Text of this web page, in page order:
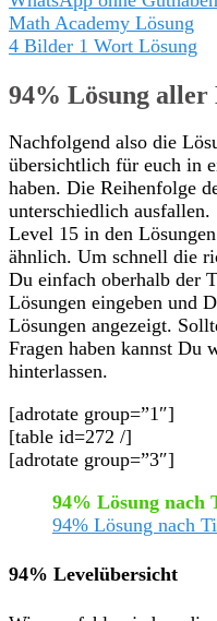
Math Academy Lösung
4 Bilder 1 Wort Lösung
94% Lösung
Nachfolgend also die
übersichtlich für euch in
haben. Die Reihenfolge
unterschiedlich ausfallen.
Level 15 in den
ähnlich. Um schnell die
Du einfach oberhalb der
Lösungen eingeben und
Lösungen angezeigt.
Fragen haben kannst Du
hinterlassen.
[adrotate group=”1″]
[table id=272 /]
[adrotate group=”3″]
94% Lösung nach
94% Lösung nach
94% Levelübersicht